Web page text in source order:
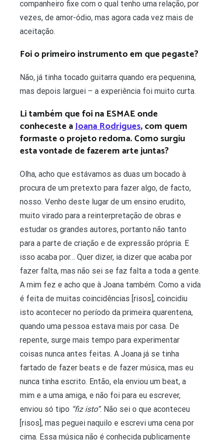
companheiro fixe com o qual tenho uma relação, por
vezes, de amor-ódio, mas agora cada vez mais de
aceitação.
Foi o primeiro instrumento em que pegaste?
Não, já tinha tocado guitarra quando era pequenina,
mas depois larguei – a experiência foi muito curta.
Li também que foi na ESMAE onde
conheceste aJoana Rodrigues, com quem
formaste o projeto redoma. Como surgiu
esta vontade de fazerem arte juntas?
Olha, acho que estávamos as duas um bocado à
procura de um pretexto para fazer algo, de facto,
nosso. Venho deste lugar de um ensino erudito,
muito virado para a reinterpretação de obras e
estudar os grandes autores, portanto não tanto
para a parte de criação e de expressão própria. E
isso acaba por… Quer dizer, ia dizer que acaba por
fazer falta, mas não sei se faz falta a toda a gente.
A mim fez e acho que à Joana também. Como a vida
é feita de muitas coincidências [risos], coincidiu
isto acontecer no período da primeira quarentena,
quando uma pessoa estava mais por casa. De
repente, surge mais tempo para experimentar
coisas nunca antes feitas. A Joana já se tinha
fartado de fazer beats e de fazer música, mas eu
nunca tinha escrito. Então, ela enviou um beat, a
mim e a uma amiga, e não foi para eu escrever,
enviou só tipo “fiz isto”. Não sei o que aconteceu
[risos], mas peguei naquilo e escrevi uma cena por
cima. Essa música não é conhecida publicamente